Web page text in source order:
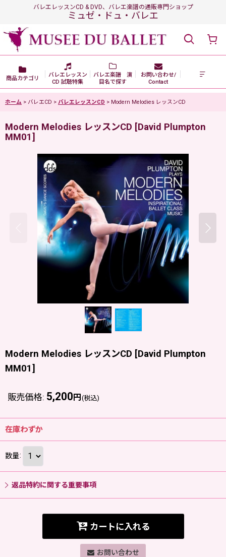
バレエレッスンCD & DVD、バレエ楽譜の通販専門ショップ
ミュゼ・ドュ・バレエ
商品カテゴリ
バレエレッスン
CD 試聴特集
バレエ楽譜 演
目名で探す
お問い合わせ/
Contact
ホーム > バレエCD > バレエレッスンCD > Modern Melodies レッスンCD
Modern Melodies レッスンCD [David Plumpton
MM01]
Modern Melodies レッスンCD [David Plumpton
MM01]
販売価格: 5,200 円 (税込)
在庫わずか
数量:
返品特約に関する重要事項
カートに入れる
お問い合わせ